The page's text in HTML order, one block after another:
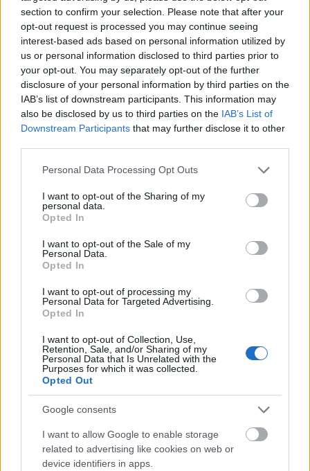
section to confirm your selection. Please note that after your
opt-out request is processed you may continue seeing
interest-based ads based on personal information utilized by
us or personal information disclosed to third parties prior to
your opt-out. You may separately opt-out of the further
disclosure of your personal information by third parties on the
IAB’s list of downstream participants. This information may
also be disclosed by us to third parties on the IAB’s List of
Downstream Participants that may further disclose it to other
Please note that this website/app uses one or more Google
not limited to your visit or usage behaviour. You may click to
grant or deny consent to Google and its third-party tags to
use your data for below specified purposes in below Google
consent section.
Personal Data Processing Opt Outs
I want to opt-out of the Sharing of my
personal data.
Opted In
I want to opt-out of the Sale of my
Personal Data.
Opted In
I want to opt-out of processing my
Personal Data for Targeted Advertising.
Opted In
I want to opt-out of Collection, Use,
Retention, Sale, and/or Sharing of my
Personal Data that Is Unrelated with the
Purposes for which it was collected.
Opted Out
Google consents
I want to allow Google to enable storage
related to advertising like cookies on web or
device identifiers in apps.
ÉLETMÓD
Európa összeköt minket: Élvezd ki a
lehetőségét idén nyáron repülővel
vagy akár vonattal – Mutatjuk a top
úticélokat!
Élménybeszámoló Krétáról: